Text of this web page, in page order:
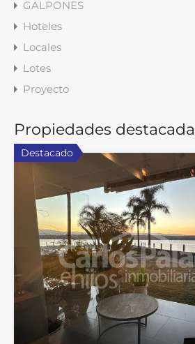
GALPONES
Hoteles
Locales
Lotes
Proyecto
Propiedades
Destacado